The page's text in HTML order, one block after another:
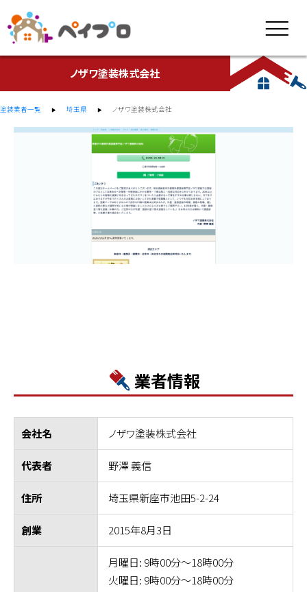
ノザワ塗装株式会社
塗装業者一覧 埼玉県 ノザワ塗装株式会社
業者情報
会社名 ノザワ塗装株式会社
代表者 野澤 義信
住所 埼玉県新座市池田5-2-24
創業 2015年8月3日
月曜日: 9時00分～18時00分
火曜日: 9時00分～18時00分